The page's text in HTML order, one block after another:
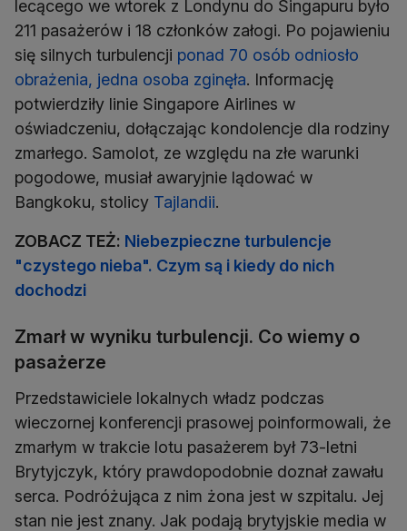
lecącego we wtorek z Londynu do Singapuru było
211 pasażerów i 18 członków załogi. Po pojawieniu
się silnych turbulencji ponad 70 osób odniosło
obrażenia, jedna osoba zginęła. Informację
potwierdziły linie Singapore Airlines w
oświadczeniu, dołączając kondolencje dla rodziny
zmarłego. Samolot, ze względu na złe warunki
pogodowe, musiał awaryjnie lądować w
Bangkoku, stolicy Tajlandii.
ZOBACZ TEŻ: Niebezpieczne turbulencje
"czystego nieba". Czym są i kiedy do nich
dochodzi
Zmarł w wyniku turbulencji. Co wiemy o
pasażerze
Przedstawiciele lokalnych władz podczas
wieczornej konferencji prasowej poinformowali, że
zmarłym w trakcie lotu pasażerem był 73-letni
Brytyjczyk, który prawdopodobnie doznał zawału
serca. Podróżująca z nim żona jest w szpitalu. Jej
stan nie jest znany. Jak podają brytyjskie media w